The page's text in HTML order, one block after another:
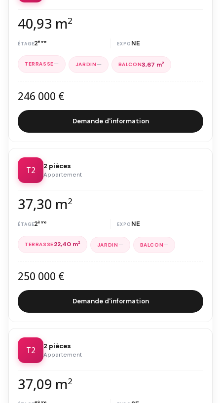
40,93 m2
2ème NE
— — 3,67 m2
246 000 €
Demande d'information
T2 2 pièces
Appartement
37,30 m2
2ème NE
22,40 m2 — —
250 000 €
Demande d'information
T2 2 pièces
Appartement
37,09 m2
ème